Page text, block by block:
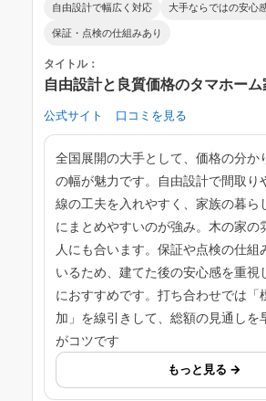
自由設計で幅広く対応
大手ならではの安心
保証・点検の仕組みあり
タイトル：
自由設計と良質価格のタマホーム
公式サイト 口コミを見る
全国展開の大手として、価格の分か
の幅が魅力です。自由設計で間取り
線の工夫を入れやすく、家族の暮ら
にまとめやすいのが強み。木の家の
人にも合います。保証や点検の仕組
いるため、建てた後の安心感を重視
におすすめです。打ち合わせでは「
加」を線引きして、総額の見通しを
がコツです
もっと見る →